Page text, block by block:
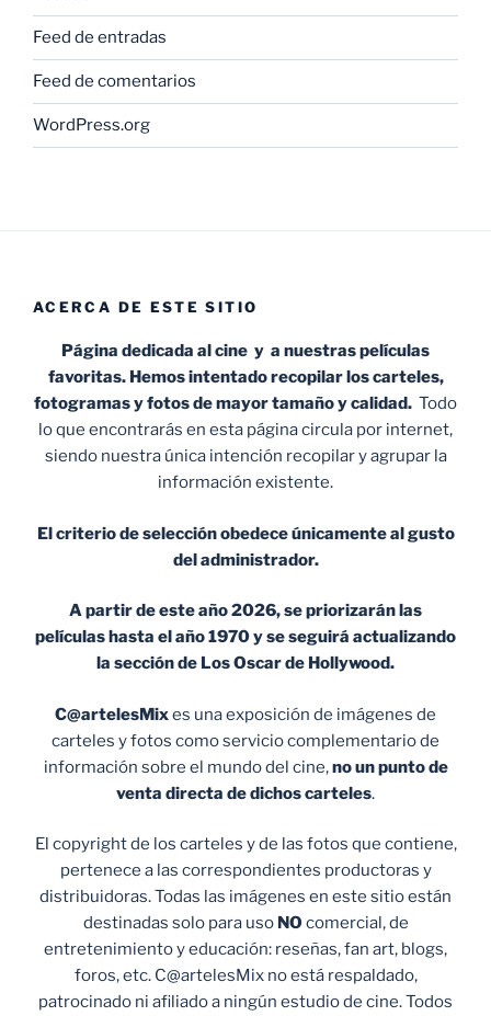
Feed de entradas
Feed de comentarios
WordPress.org
ACERCA DE ESTE SITIO
Página dedicada al cine y a nuestras películas
favoritas. Hemos intentado recopilar los carteles,
fotogramas y fotos de mayor tamaño y calidad. Todo
lo que encontrarás en esta página circula por internet,
siendo nuestra única intención recopilar y agrupar la
información existente.
El criterio de selección obedece únicamente al gusto
del administrador.
A partir de este año 2026, se priorizarán las
películas hasta el año 1970 y se seguirá actualizando
la sección de Los Oscar de Hollywood.
C@artelesMixes una exposición de imágenes de
carteles y fotos como servicio complementario de
información sobre el mundo del cine,no un punto de
venta directa de dichos carteles.
El copyright de los carteles y de las fotos que contiene,
pertenece a las correspondientes productoras y
distribuidoras. Todas las imágenes en este sitio están
destinadas solo para uso NO comercial, de
entretenimiento y educación: reseñas, fan art, blogs,
foros, etc. C@artelesMix no está respaldado,
patrocinado ni afiliado a ningún estudio de cine. Todos